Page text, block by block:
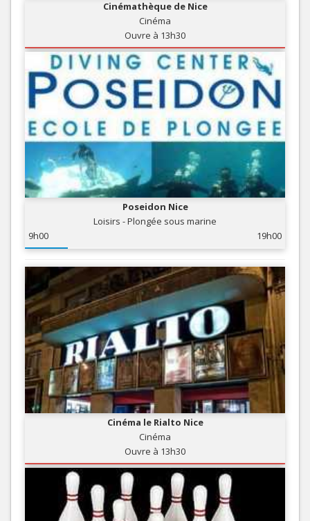
Cinémathèque de Nice
Cinéma
Ouvre à 13h30
Poseidon Nice
Loisirs - Plongée sous marine
9h00
19h00
Cinéma le Rialto Nice
Cinéma
Ouvre à 13h30